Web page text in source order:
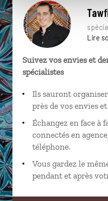
Lire
Suivez vos envies et
spécialistes
Ils sauront
près de vos envies
Échangez en face à
connectés en
téléphone.
Vous gardez le
pendant et après